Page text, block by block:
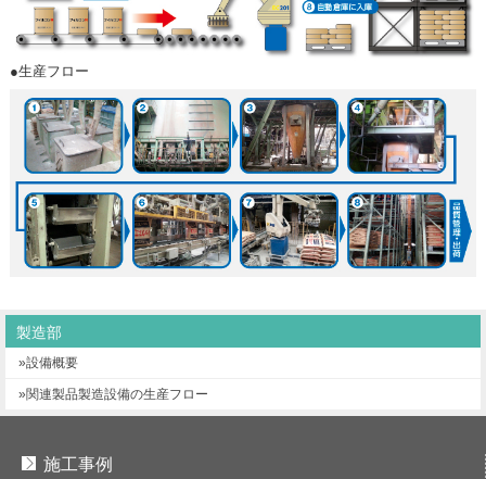
製造部
»設備概要
»関連製品製造設備の生産フロー
●生産フロー
施工事例